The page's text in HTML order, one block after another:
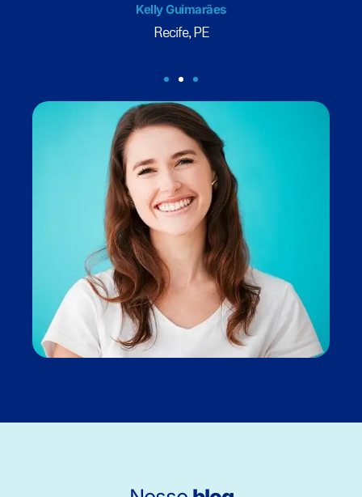
Kelly Guimarães
Recife, PE